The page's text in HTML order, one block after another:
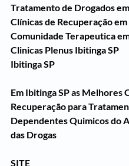
Tratamento de Drogados
Clínicas de Recuperação
Comunidade Terapeutica
Clinicas Plenus Ibitinga SP
Ibitinga SP
Em Ibitinga SP as Melhores
Recuperação para
Dependentes Quimicos do
das Drogas
SITE